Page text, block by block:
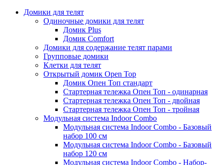
Домики для телят
Одиночные домики для телят
Домик Plus
Домик Comfort
Домики для содержание телят парами
Групповые домики
Клетки для телят
Открытый домик Open Top
Домик Опен Топ стандарт
Стартерная тележка Опен Топ - одинарная
Стартерная тележка Опен Топ - двойная
Стартерная тележка Опен Топ - тройная
Модульная система Indoor Combo
Модульная система Indoor Combo - Базовый
набор 100 см
Модульная система Indoor Combo - Базовый
набор 120 см
Модульная система Indoor Combo - Набор-